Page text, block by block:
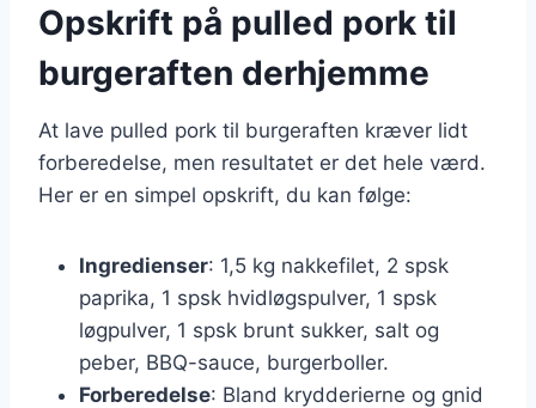
Opskrift på pulled pork til
burgeraften derhjemme
At lave pulled pork til burgeraften kræver lidt
forberedelse, men resultatet er det hele værd.
Her er en simpel opskrift, du kan følge:
Ingredienser: 1,5 kg nakkefilet, 2 spsk
paprika, 1 spsk hvidløgspulver, 1 spsk
løgpulver, 1 spsk brunt sukker, salt og
peber, BBQ-sauce, burgerboller.
Forberedelse: Bland krydderierne og gnid